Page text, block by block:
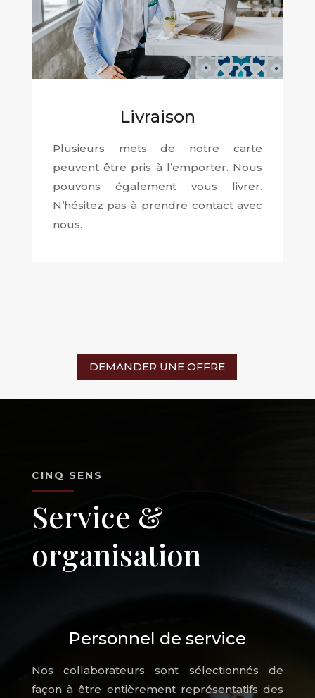
Livraison
Plusieurs mets de notre carte
peuvent être pris à l’emporter. Nous
pouvons également vous livrer.
N’hésitez pas à prendre contact avec
nous.
DEMANDER UNE OFFRE
CINQ SENS
Service &
organisation
Personnel de service
Nos collaborateurs sont sélectionnés de
façon à être entièrement représentatifs des